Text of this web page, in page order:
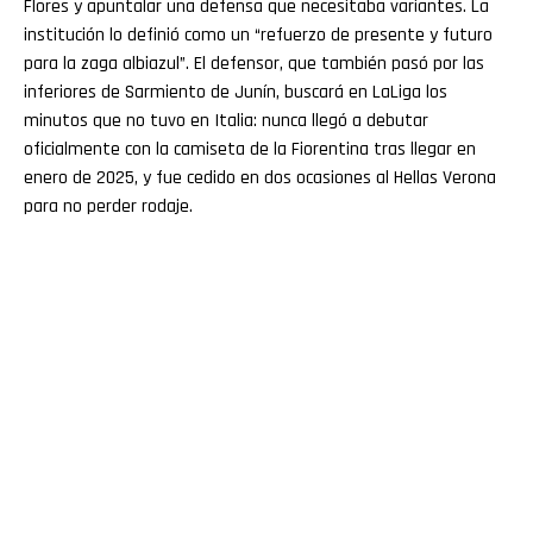
Flores y apuntalar una defensa que necesitaba variantes. La
institución lo definió como un “refuerzo de presente y futuro
para la zaga albiazul”. El defensor, que también pasó por las
inferiores de Sarmiento de Junín, buscará en LaLiga los
minutos que no tuvo en Italia: nunca llegó a debutar
oficialmente con la camiseta de la Fiorentina tras llegar en
enero de 2025, y fue cedido en dos ocasiones al Hellas Verona
para no perder rodaje.